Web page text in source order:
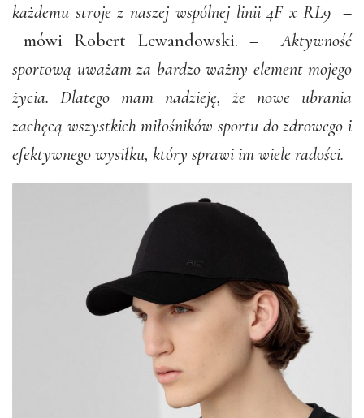
każdemu stroje z naszej wspólnej linii 4F x RL9 –
mówi Robert Lewandowski. –Aktywność
sportową uważam za bardzo ważny element mojego
życia. Dlatego mam nadzieję, że nowe ubrania
zachęcą wszystkich miłośników sportu do zdrowego i
efektywnego wysiłku, który sprawi im wiele radości.